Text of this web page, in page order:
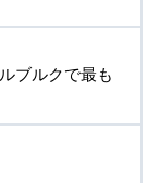
ブルクで最も